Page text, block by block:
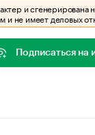
и сгенерирована
и не имеет деловых
Подписаться на